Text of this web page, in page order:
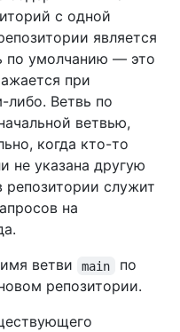
с одной
является
по умолчанию — это
при
либо. Ветвь по
ветвью,
когда кто-то
не указана другую
репозитории служит
на
ветви
main
по
репозитории.